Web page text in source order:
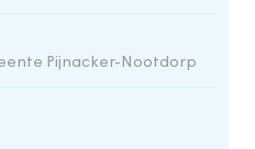
Pijnacker-Nootdorp